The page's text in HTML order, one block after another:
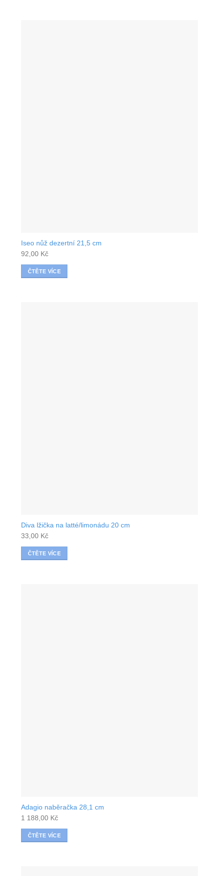
Iseo nůž dezertní 21,5 cm
92,00 Kč
ČTĚTE VÍCE
Diva lžička na latté/limonádu 20 cm
33,00 Kč
ČTĚTE VÍCE
Adagio naběračka 28,1 cm
1 188,00 Kč
ČTĚTE VÍCE